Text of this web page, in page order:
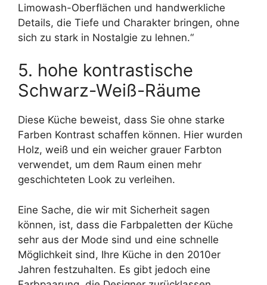
Limowash-Oberflächen und handwerkliche
Details, die Tiefe und Charakter bringen, ohne
sich zu stark in Nostalgie zu lehnen.“
5. hohe kontrastische
Schwarz-Weiß-Räume
Diese Küche beweist, dass Sie ohne starke
Farben Kontrast schaffen können. Hier wurden
Holz, weiß und ein weicher grauer Farbton
verwendet, um dem Raum einen mehr
geschichteten Look zu verleihen.
Eine Sache, die wir mit Sicherheit sagen
können, ist, dass die Farbpaletten der Küche
sehr aus der Mode sind und eine schnelle
Möglichkeit sind, Ihre Küche in den 2010er
Jahren festzuhalten. Es gibt jedoch eine